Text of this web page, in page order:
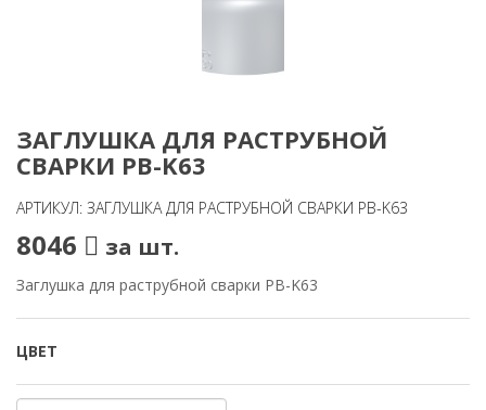
ЗАГЛУШКА ДЛЯ РАСТРУБНОЙ
СВАРКИ PB-K63
АРТИКУЛ: ЗАГЛУШКА ДЛЯ РАСТРУБНОЙ СВАРКИ PB-K63
8046 за шт.
Заглушка для раструбной сварки PB-K63
ЦВЕТ